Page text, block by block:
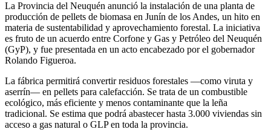
La Provincia del Neuquén anunció la instalación de una planta de
producción de pellets de biomasa en Junín de los Andes, un hito en
materia de sustentabilidad y aprovechamiento forestal. La iniciativa
es fruto de un acuerdo entre Corfone y Gas y Petróleo del Neuquén
(GyP), y fue presentada en un acto encabezado por el gobernador
Rolando Figueroa.
La fábrica permitirá convertir residuos forestales —como viruta y
aserrín— en pellets para calefacción. Se trata de un combustible
ecológico, más eficiente y menos contaminante que la leña
tradicional. Se estima que podrá abastecer hasta 3.000 viviendas sin
acceso a gas natural o GLP en toda la provincia.